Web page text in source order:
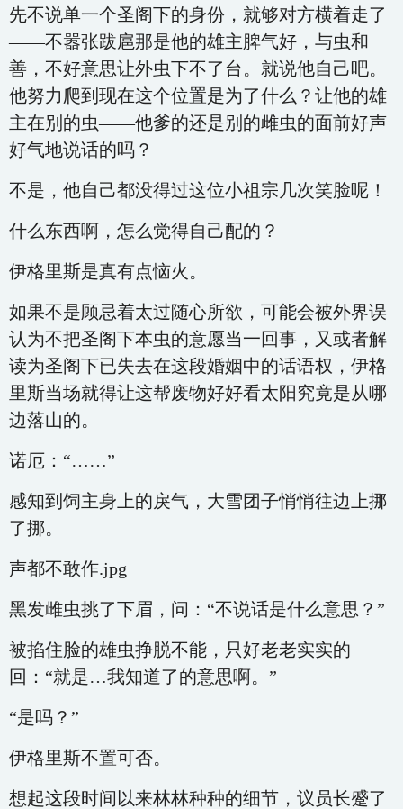
先不说单一个圣阁下的身份，就够对方横着走了
——不嚣张跋扈那是他的雄主脾气好，与虫和
善，不好意思让外虫下不了台。就说他自己吧。
他努力爬到现在这个位置是为了什么？让他的雄
主在别的虫——他爹的还是别的雌虫的面前好声
好气地说话的吗？
不是，他自己都没得过这位小祖宗几次笑脸呢！
什么东西啊，怎么觉得自己配的？
伊格里斯是真有点恼火。
如果不是顾忌着太过随心所欲，可能会被外界误
认为不把圣阁下本虫的意愿当一回事，又或者解
读为圣阁下已失去在这段婚姻中的话语权，伊格
里斯当场就得让这帮废物好好看太阳究竟是从哪
边落山的。
诺厄：“……”
感知到饲主身上的戾气，大雪团子悄悄往边上挪
了挪。
声都不敢作.jpg
黑发雌虫挑了下眉，问：“不说话是什么意思？”
被掐住脸的雄虫挣脱不能，只好老老实实的
回：“就是…我知道了的意思啊。”
“是吗？”
伊格里斯不置可否。
想起这段时间以来林林种种的细节，议员长蹙了